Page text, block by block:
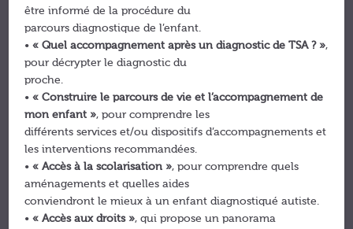
être informé de la procédure du
parcours diagnostique de l’enfant.
•« Quel accompagnement après un diagnostic de TSA ? »,
pour décrypter le diagnostic du
proche.
•« Construire le parcours de vie et l’accompagnement de
mon enfant », pour comprendre les
différents services et/ou dispositifs d’accompagnements et
les interventions recommandées.
•« Accès à la scolarisation », pour comprendre quels
aménagements et quelles aides
conviendront le mieux à un enfant diagnostiqué autiste.
•« Accès aux droits », qui propose un panorama